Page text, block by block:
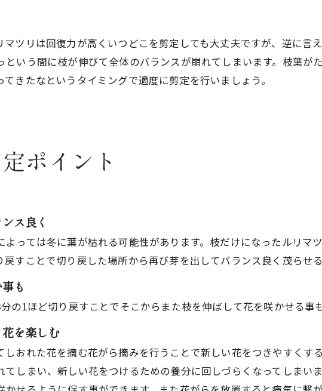
ツリは回復力が高くいつどこを剪定しても大丈夫ですが、逆に言
いう間に枝が伸びて全体のバランスが崩れてしまいます。枝葉が
きたなというタイミングで適度に剪定を行いましょう。
ポイント
ス良く
っては冬に葉が枯れる可能性があります。枝だけになったルリマ
すことで切り戻した場所から再び芽を出してバランス良く茂らせる
も
の1ほど切り戻すことでそこからまた枝を伸ばして花を咲かせる事も
を楽しむ
おれた花を摘む花がら摘みを行うことで新しい花をつきやすくす
てしまい、新しい花をつけるための養分に回しづらくなってしまい